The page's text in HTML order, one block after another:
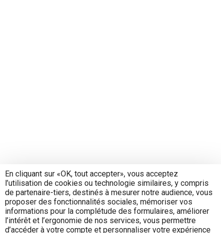
En cliquant sur «OK, tout accepter», vous acceptez
l’utilisation de cookies ou technologie similaires, y compris
de partenaire-tiers, destinés à mesurer notre audience, vous
proposer des fonctionnalités sociales, mémoriser vos
informations pour la complétude des formulaires, améliorer
l’intérêt et l’ergonomie de nos services, vous permettre
d’accéder à votre compte et personnaliser votre expérience